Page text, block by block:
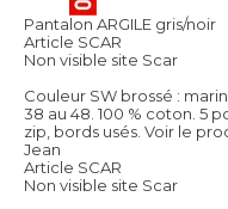
Pantalon ARGILE gris/noir
Article SCAR
Non visible site Scar
Couleur SW brossé :
38 au 48. 100 % coton. 5
zip, bords usés. Voir le
Jean
Article SCAR
Non visible site Scar